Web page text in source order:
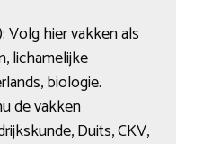
Volg hier vakken als
lichamelijke
biologie.
de vakken
Duits, CKV,